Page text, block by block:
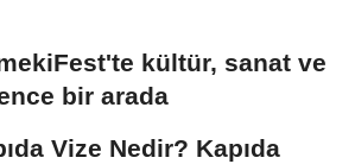
kültür, sanat ve
bir arada
Vize Nedir? Kapıda